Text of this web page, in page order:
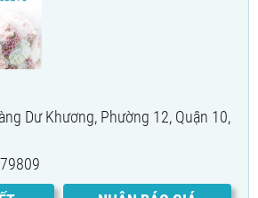
Dư Khương, Phường 12, Quận 10,